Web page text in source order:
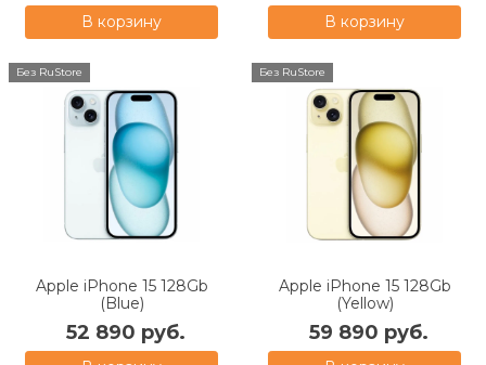
В корзину В корзину
Без RuStore
Apple iPhone 15 128Gb
(Blue)
52 890 руб.
Без RuStore
Apple iPhone 15 128Gb
(Yellow)
59 890 руб.